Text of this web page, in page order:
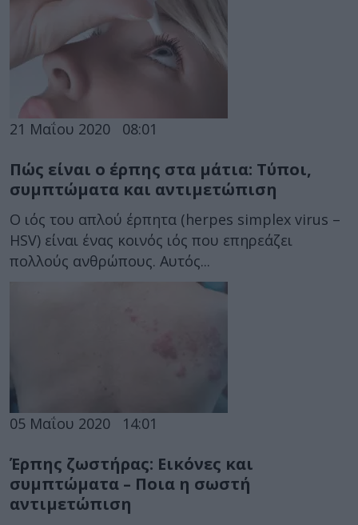
21 Μαΐου 2020 08:01
Πώς είναι ο έρπης στα μάτια: Τύποι,
συμπτώματα και αντιμετώπιση
Ο ιός του απλού έρπητα (herpes simplex virus –
HSV) είναι ένας κοινός ιός που επηρεάζει
πολλούς ανθρώπους. Αυτός...
05 Μαΐου 2020 14:01
Έρπης ζωστήρας: Εικόνες και
συμπτώματα – Ποια η σωστή
αντιμετώπιση